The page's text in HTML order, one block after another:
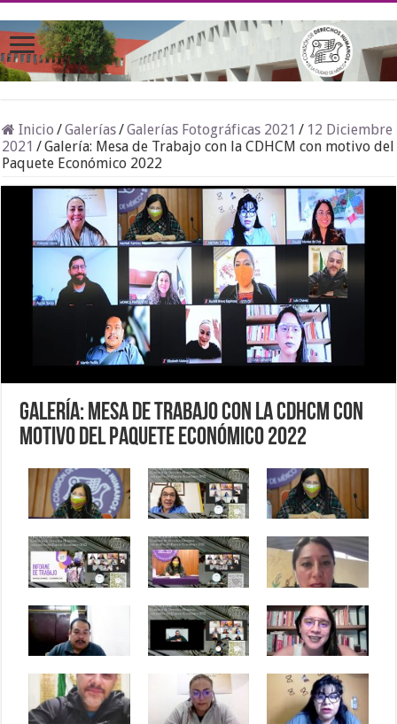
Inicio /Galerías/Galerías Fotográficas 2021 / 12 Diciembre
2021 /Galería: Mesa de Trabajo con la CDHCM con motivo del
Paquete Económico 2022
Galería: Mesa de Trabajo con la CDHCM con
motivo del Paquete Económico 2022